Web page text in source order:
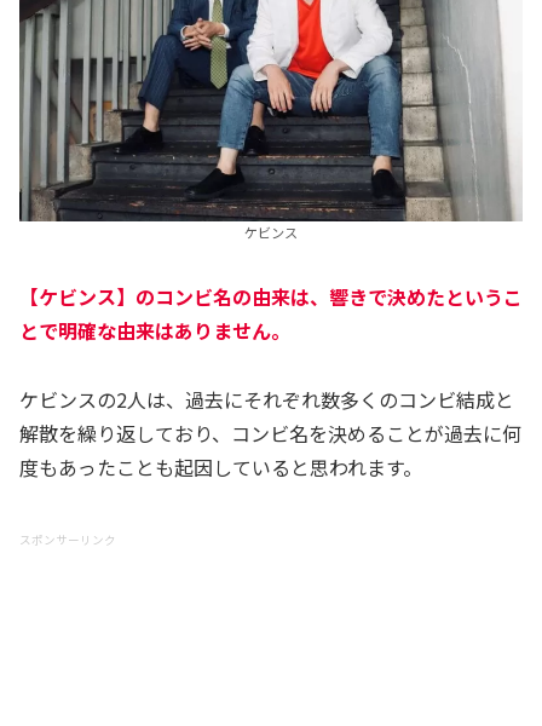
ケビンス
【ケビンス】のコンビ名の由来は、響きで決めたというこ
とで明確な由来はありません。
ケビンスの2人は、過去にそれぞれ数多くのコンビ結成と
解散を繰り返しており、コンビ名を決めることが過去に何
度もあったことも起因していると思われます。
スポンサーリンク